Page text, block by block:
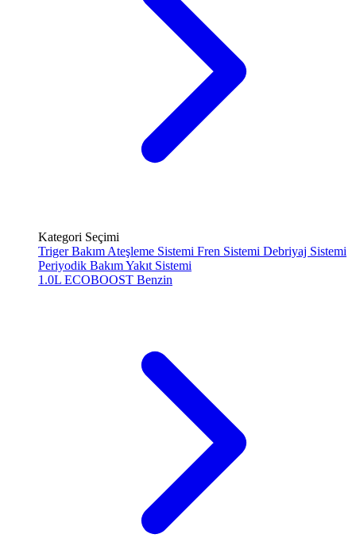
Kategori Seçimi
Triger Bakım Ateşleme Sistemi Fren Sistemi Debriyaj Sistemi
Periyodik BakımYakıt Sistemi
1.0L ECOBOOST Benzin